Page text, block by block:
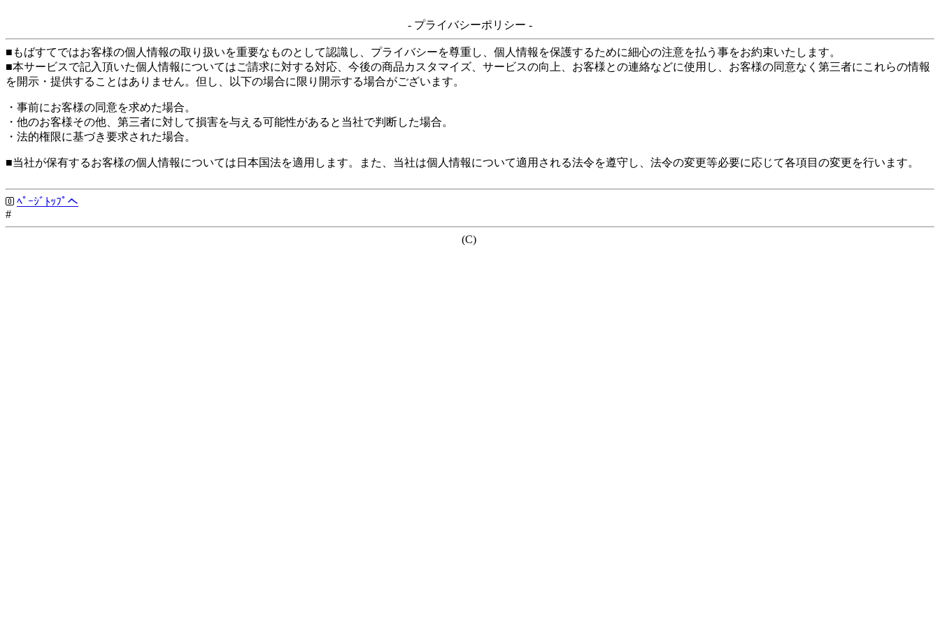
- プライバシーポリシー -
■もばすてではお客様の個人情報の取り扱いを重要なものとして認識し、プライバシーを尊重し、個人情報を保護するために細心の注意を払う事をお約束いたします。
■本サービスで記入頂いた個人情報についてはご請求に対する対応、今後の商品カスタマイズ、サービスの向上、お客様との連絡などに使用し、お客様の同意なく第三者にこれらの情報
を開示・提供することはありません。但し、以下の場合に限り開示する場合がございます。
・事前にお客様の同意を求めた場合。
・他のお客様その他、第三者に対して損害を与える可能性があると当社で判断した場合。
・法的権限に基づき要求された場合。
■当社が保有するお客様の個人情報については日本国法を適用します。また、当社は個人情報について適用される法令を遵守し、法令の変更等必要に応じて各項目の変更を行います。
ﾍﾟｰｼﾞﾄｯﾌﾟへ
#
(C)